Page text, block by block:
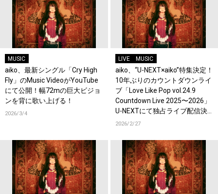
MUSIC
aiko、最新シングル「Cry High
Fly」のMusic VideoがYouTube
にて公開！幅72mの巨大ビジョ
ンを背に歌い上げる！
2026/3/4
LIVE MUSIC
aiko、“U-NEXT×aiko”特集決定！
10年ぶりのカウントダウンライ
ブ「Love Like Pop vol.24.9
Countdown Live 2025〜2026」
U-NEXTにて独占ライブ配信決
定！過去ライブ映像一挙配信ス
2026/2/27